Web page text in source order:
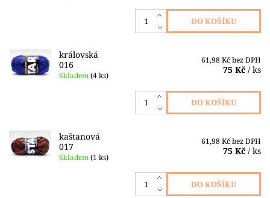
královská
016
Skladem(4 ks)
61,98 Kč bez DPH
75 Kč / ks
kaštanová
017
Skladem(1 ks)
61,98 Kč bez DPH
75 Kč / ks